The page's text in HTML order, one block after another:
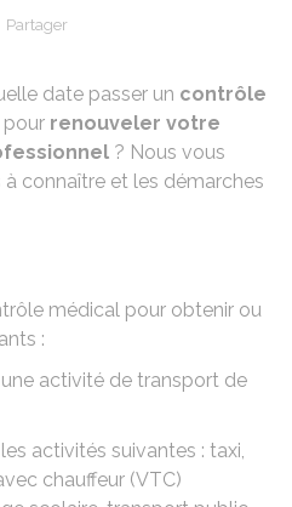
Partager
date passer un contrôle
pour renouveler votre
? Nous vous
connaître et les démarches
médical pour obtenir ou
:
activité de transport de
activités suivantes : taxi,
chauffeur (VTC)